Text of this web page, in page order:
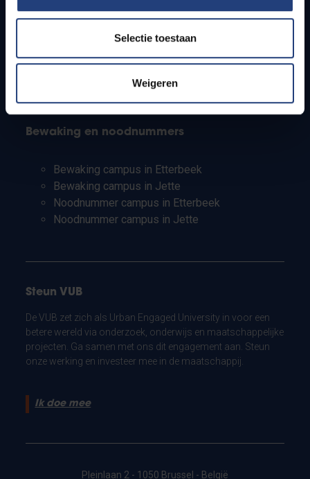
Selectie toestaan
Weigeren
Studenten
PhD-studenten
Leerkrachten en secundaire scholen
Bewaking en noodnummers
Bewaking campus in Etterbeek
Bewaking campus in Jette
Noodnummer campus in Etterbeek
Noodnummer campus in Jette
Steun VUB
De VUB zet zich als Urban Engaged University in voor een
betere wereld via onderzoek, onderwijs en maatschappelijke
projecten. Ga samen met ons dit engagement aan. Steun
onze werking en investeer mee in de maatschappij.
Ik doe mee
Pleinlaan 2 - 1050 Brussel - België